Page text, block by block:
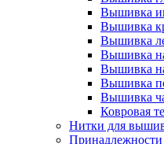
Вышивка
Вышивка
Вышивка
Вышивка
Вышивка
Вышивка
Вышивка
Ковровая
Нитки для